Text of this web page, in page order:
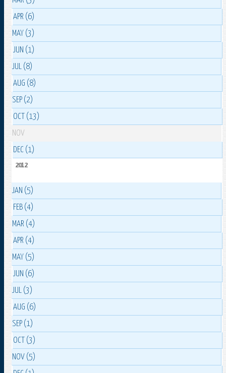
APR (6)
MAY (3)
JUN (1)
JUL (8)
AUG (8)
SEP (2)
OCT (13)
NOV
DEC (1)
2012
JAN (5)
FEB (4)
MAR (4)
APR (4)
MAY (5)
JUN (6)
JUL (3)
AUG (6)
SEP (1)
OCT (3)
NOV (5)